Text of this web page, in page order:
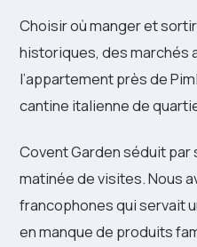
Choisir où manger et
historiques, des marchés
l’appartement près de
cantine italienne de
Covent Garden séduit par
matinée de visites. Nous
francophones qui servait
en manque de produits